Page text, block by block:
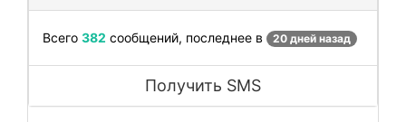
Всего 382 сообщений, последнее в 20 дней назад
Получить SMS